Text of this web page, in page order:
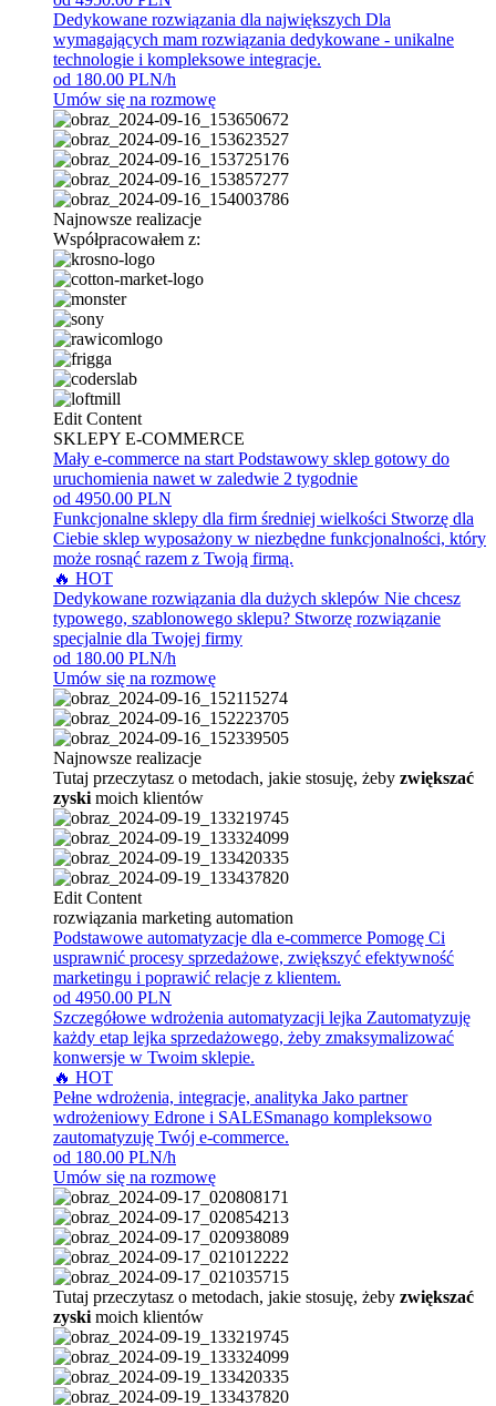
Dedykowane rozwiązania dla największych Dla
wymagających mam rozwiązania dedykowane - unikalne
technologie i kompleksowe integracje.
od 180.00 PLN/h
Umów się na rozmowę
Najnowsze realizacje
Współpracowałem z:
Edit Content
SKLEPY E-COMMERCE
Mały e-commerce na start Podstawowy sklep gotowy do
uruchomienia nawet w zaledwie 2 tygodnie
od 4950.00 PLN
Funkcjonalne sklepy dla firm średniej wielkości Stworzę dla
Ciebie sklep wyposażony w niezbędne funkcjonalności, który
może rosnąć razem z Twoją firmą.
🔥 HOT
Dedykowane rozwiązania dla dużych sklepów Nie chcesz
typowego, szablonowego sklepu? Stworzę rozwiązanie
specjalnie dla Twojej firmy
od 180.00 PLN/h
Umów się na rozmowę
Najnowsze realizacje
Tutaj przeczytasz o metodach, jakie stosuję, żeby zwiększać
zyski moich klientów
Edit Content
rozwiązania marketing automation
Podstawowe automatyzacje dla e-commerce Pomogę Ci
usprawnić procesy sprzedażowe, zwiększyć efektywność
marketingu i poprawić relacje z klientem.
od 4950.00 PLN
Szczegółowe wdrożenia automatyzacji lejka Zautomatyzuję
każdy etap lejka sprzedażowego, żeby zmaksymalizować
konwersje w Twoim sklepie.
🔥 HOT
Pełne wdrożenia, integracje, analityka Jako partner
wdrożeniowy Edrone i SALESmanago kompleksowo
zautomatyzuję Twój e-commerce.
od 180.00 PLN/h
Umów się na rozmowę
Tutaj przeczytasz o metodach, jakie stosuję, żeby zwiększać
zyski moich klientów